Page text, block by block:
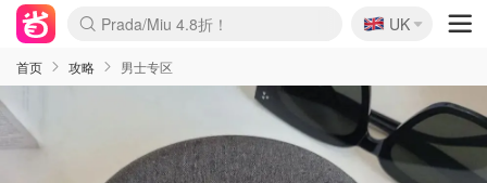
麦卢卡蜂蜜夏促！个位数！
Prada/Miu 4.8折！
啥？必胜客披萨5折！
🇬🇧
UK
首页 攻略 男士专区